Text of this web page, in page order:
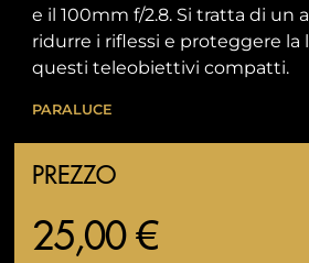
e il 100mm f/2.8. Si tratta di un
ridurre i riflessi e proteggere la
questi teleobiettivi compatti.
PARALUCE
PREZZO
25,00 €